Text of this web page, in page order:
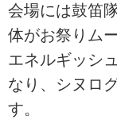
会場には鼓笛
体がお祭りム
エネルギッシ
なり、シヌロ
す。